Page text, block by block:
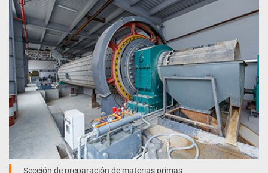
Sección de preparación de materias primas